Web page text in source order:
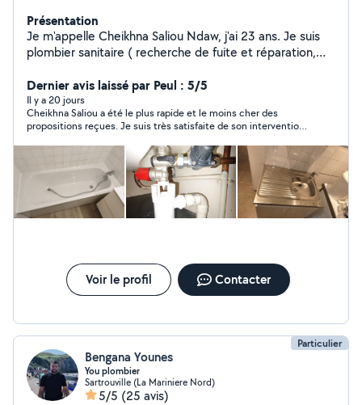
Présentation
Je m'appelle Cheikhna Saliou Ndaw, j'ai 23 ans. Je suis
plombier sanitaire ( recherche de fuite et réparation,
moment.
Dernier avis laissé par Peul : 5/5
Il y a 20 jours
Cheikhna Saliou a été le plus rapide et le moins cher des
propositions reçues. Je suis très satisfaite de son intervention.
Voir le profil Contacter
Particulier
Bengana Younes
You plombier
Sartrouville (La Mariniere Nord)
5/5 (25 avis)